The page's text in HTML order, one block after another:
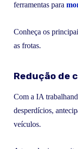
ferramentas para
Conheça os
as frotas.
Redução de
Com a IA
desperdícios,
veículos.